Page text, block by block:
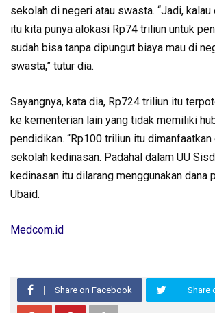
sekolah di negeri atau swasta. “Jadi,
itu kita punya alokasi Rp74 triliun untuk
sudah bisa tanpa dipungut biaya mau di
swasta,” tutur dia.
Sayangnya, kata dia, Rp724 triliun itu
ke kementerian lain yang tidak memiliki
pendidikan. “Rp100 triliun itu
sekolah kedinasan. Padahal dalam UU
kedinasan itu dilarang menggunakan dana
Ubaid.
Medcom.id
Share on Facebook Share